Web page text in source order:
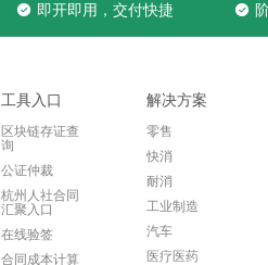
即开即用，交付快捷
工具入口
区块链存证查
询
公证仲裁
杭州人社合同
汇聚入口
在线验签
合同成本计算
解决方案
零售
快消
耐消
工业制造
汽车
医疗医药